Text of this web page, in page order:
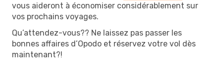
vous aideront à économiser considérablement sur
vos prochains voyages.
Qu’attendez-vous?? Ne laissez pas passer les
bonnes affaires d’Opodo et réservez votre vol dès
maintenant?!